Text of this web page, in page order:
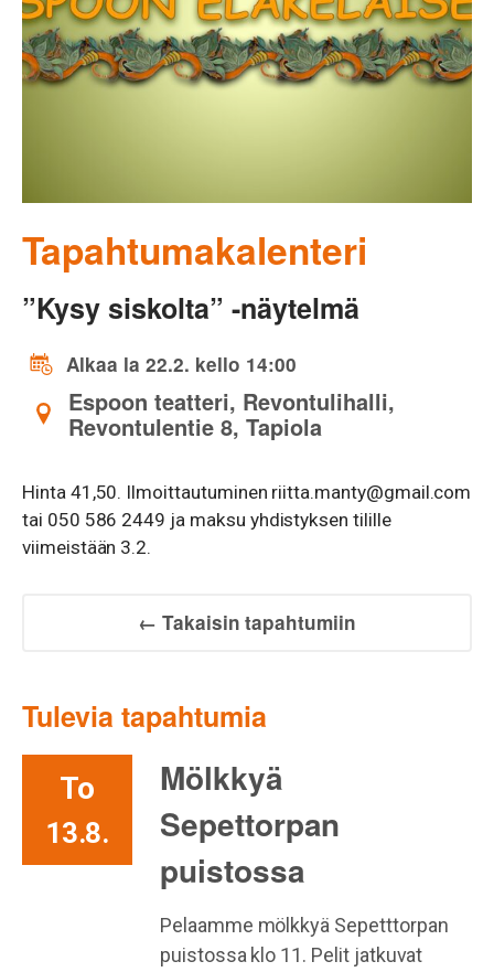
Tapahtumakalenteri
”Kysy siskolta” -näytelmä
Alkaa la 22.2. kello 14:00
Espoon teatteri, Revontulihalli,
Revontulentie 8, Tapiola
Hinta 41,50. Ilmoittautuminen riitta.manty@gmail.com
tai 050 586 2449 ja maksu yhdistyksen tilille
viimeistään 3.2.
← Takaisin tapahtumiin
Tulevia tapahtumia
To
13.8.
Mölkkyä
Sepettorpan
puistossa
Pelaamme mölkkyä Sepetttorpan
puistossa klo 11. Pelit jatkuvat